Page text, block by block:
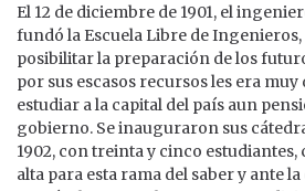
El 12 de diciembre de 1901, el
fundó la Escuela Libre de
posibilitar la preparación de los
por sus escasos recursos les era
estudiar a la capital del país aun
gobierno. Se inauguraron sus
1902, con treinta y cinco
alta para esta rama del saber y ante